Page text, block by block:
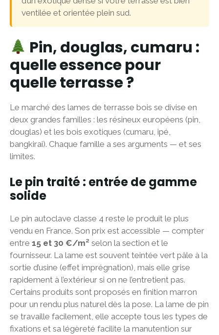
ventilée et orientée plein sud.
Pin, douglas, cumaru :
quelle essence pour
quelle terrasse ?
Le marché des lames de terrasse bois se divise en
deux grandes familles : les résineux européens (pin,
douglas) et les bois exotiques (cumaru, ipé,
bangkirai). Chaque famille a ses arguments — et ses
limites.
Le pin traité : entrée de gamme
solide
Le pin autoclave classe 4 reste le produit le plus
vendu en France. Son prix est accessible — compter
entre 15 et 30 €/m² selon la section et le
fournisseur. La lame est souvent teintée vert pâle à la
sortie d’usine (effet imprégnation), mais elle grise
rapidement à l’extérieur si on ne l’entretient pas.
Certains produits sont proposés en finition marron
pour un rendu plus naturel dès la pose. La lame de pin
se travaille facilement, elle accepte tous les types de
fixations et sa légèreté facilite la manutention sur